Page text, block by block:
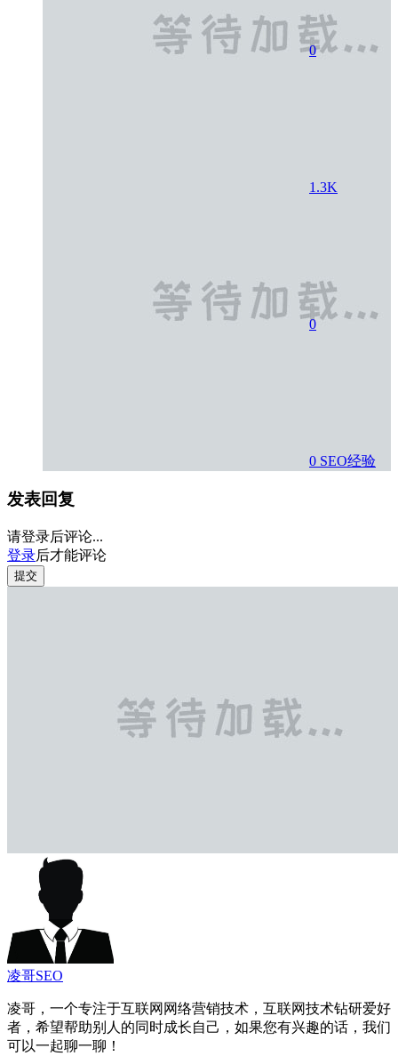
0
1.3K
0
0 SEO经验
发表回复
请登录后评论...
登录后才能评论
提交
凌哥SEO
凌哥，一个专注于互联网网络营销技术，互联网技术钻研爱好
者，希望帮助别人的同时成长自己，如果您有兴趣的话，我们
可以一起聊一聊！